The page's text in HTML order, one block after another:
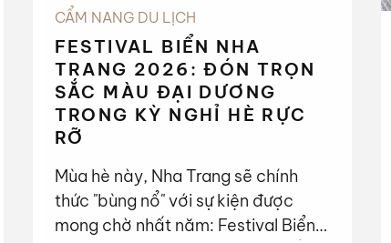
CẨM NANG DU LỊCH
FESTIVAL BIỂN NHA
TRANG 2026: ĐÓN TRỌN
SẮC MÀU ĐẠI DƯƠNG
TRONG KỲ NGHỈ HÈ RỰC
RỠ
Mùa hè này, Nha Trang sẽ chính
thức "bùng nổ" với sự kiện được
mong chờ nhất năm: Festival Biển